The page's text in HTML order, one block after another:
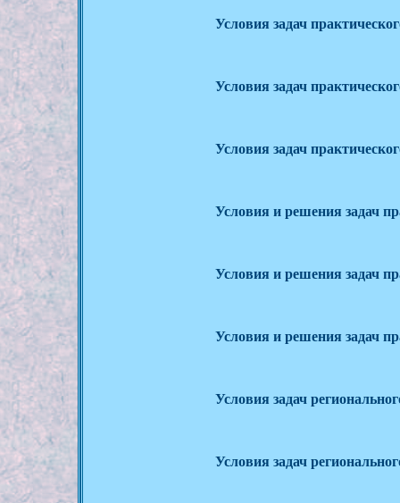
Условия задач
Условия задач
Условия задач
Условия и решения задач
Условия и решения задач
Условия и решения задач
Условия задач
Условия задач